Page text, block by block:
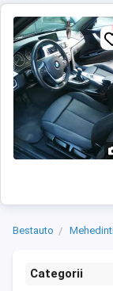
Bestauto
Categorii